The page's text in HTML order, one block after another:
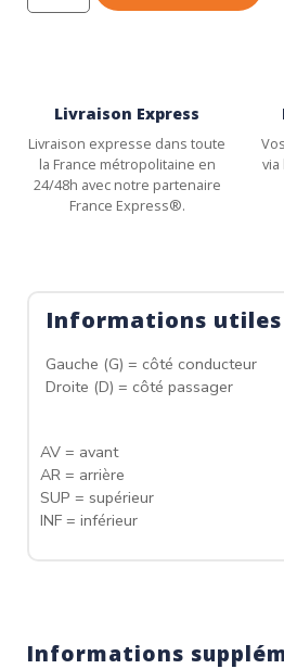
Livraison Express
Livraison expresse dans toute
la France métropolitaine en
24/48h avec notre partenaire
France Express®.
Informations utiles
Gauche (G) = côté conducteur
Droite (D) = côté passager
AV = avant
AR = arrière
SUP = supérieur
INF = inférieur
Informations